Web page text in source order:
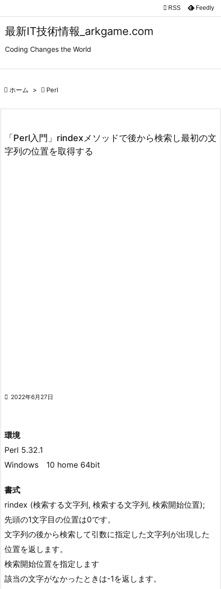
最新IT技術情報_arkgame.com
Coding Changes the World


検索
 RSS Feedly
 ホーム >  Perl
「Perl入門」rindexメソッドで後から検索し最初の文
字列の位置を取得する
 2022年6月27日
環境
Perl 5.32.1
Windows 10 home 64bit
書式
rindex (検索する文字列, 検索する文字列, 検索開始位置);
先頭の1文字目の位置は0です。
文字列の後から検索して引数に指定した文字列が出現した
位置を返します。
検索開始位置を指定します
該当の文字がなかったときは-1を返します。